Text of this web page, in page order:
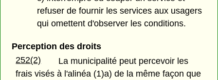
refuser de fournir les services aux usagers
qui omettent d'observer les conditions.
Perception des droits
252(2)
La municipalité peut percevoir les
frais visés à l'alinéa (1)a) de la même façon que